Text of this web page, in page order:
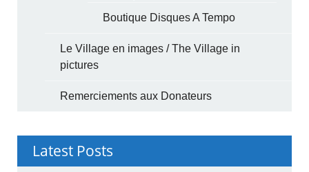
Boutique Disques A Tempo
Le Village en images / The Village in
pictures
Remerciements aux Donateurs
Latest Posts